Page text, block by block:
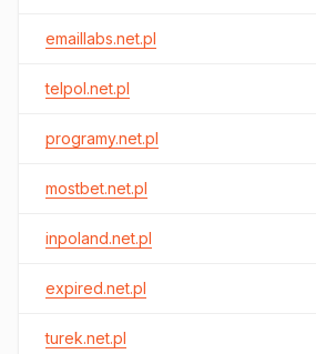
emaillabs.net.pl
telpol.net.pl
programy.net.pl
mostbet.net.pl
inpoland.net.pl
expired.net.pl
turek.net.pl